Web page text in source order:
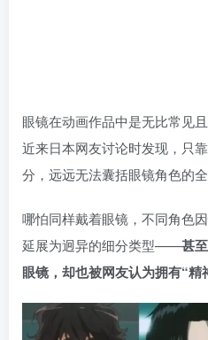
眼镜在动画作品中是无比常见
近来日本网友讨论时发现，只
分，远远无法囊括眼镜角色的全
哪怕同样戴着眼镜，不同角色
延展为迥异的细分类型——甚
眼镜，却也被网友认为拥有“精